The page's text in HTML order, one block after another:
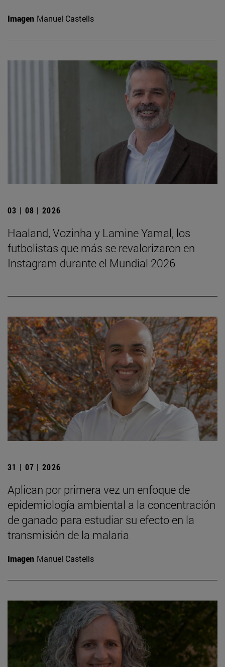
Imagen Manuel Castells
03 | 08 | 2026
Haaland, Vozinha y Lamine Yamal, los
futbolistas que más se revalorizaron en
Instagram durante el Mundial 2026
31 | 07 | 2026
Aplican por primera vez un enfoque de
epidemiología ambiental a la concentración
de ganado para estudiar su efecto en la
transmisión de la malaria
Imagen Manuel Castells